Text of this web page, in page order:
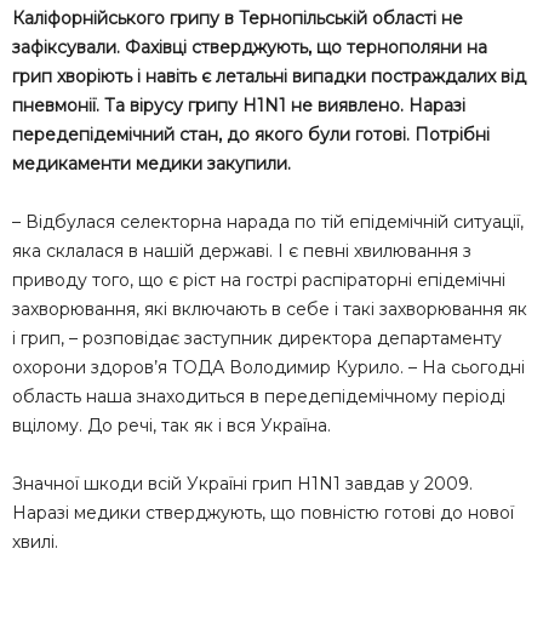
Каліфорнійського грипу в Тернопільській області не
зафіксували. Фахівці стверджують, що тернополяни на
грип хворіють і навіть є летальні випадки постраждалих від
пневмонії. Та вірусу грипу H1N1 не виявлено. Наразі
передепідемічний стан, до якого були готові. Потрібні
медикаменти медики закупили.
– Відбулася селекторна нарада по тій епідемічній ситуації,
яка склалася в нашій державі. І є певні хвилювання з
приводу того, що є ріст на гострі распіраторні епідемічні
захворювання, які включають в себе і такі захворювання як
і грип, – розповідає заступник директора департаменту
охорони здоров’я ТОДА Володимир Курило. – На сьогодні
область наша знаходиться в передепідемічному періоді
вцілому. До речі, так як і вся Україна.
Значної шкоди всій Україні грип H1N1 завдав у 2009.
Наразі медики стверджують, що повністю готові до нової
хвилі.